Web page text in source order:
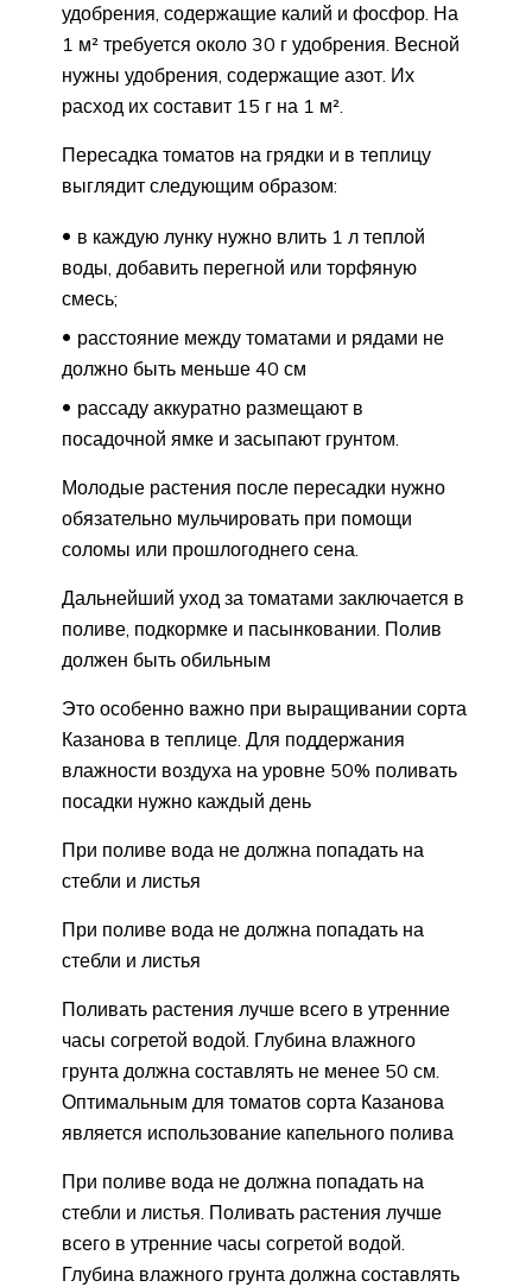
удобрения, содержащие калий и фосфор. На
1 м² требуется около 30 г удобрения. Весной
нужны удобрения, содержащие азот. Их
расход их составит 15 г на 1 м².
Пересадка томатов на грядки и в теплицу
выглядит следующим образом:
в каждую лунку нужно влить 1 л теплой
воды, добавить перегной или торфяную
смесь;
расстояние между томатами и рядами не
должно быть меньше 40 см
рассаду аккуратно размещают в
посадочной ямке и засыпают грунтом.
Молодые растения после пересадки нужно
обязательно мульчировать при помощи
соломы или прошлогоднего сена.
Дальнейший уход за томатами заключается в
поливе, подкормке и пасынковании. Полив
должен быть обильным
Это особенно важно при выращивании сорта
Казанова в теплице. Для поддержания
влажности воздуха на уровне 50% поливать
посадки нужно каждый день
При поливе вода не должна попадать на
стебли и листья
При поливе вода не должна попадать на
стебли и листья
Поливать растения лучше всего в утренние
часы согретой водой. Глубина влажного
грунта должна составлять не менее 50 см.
Оптимальным для томатов сорта Казанова
является использование капельного полива
При поливе вода не должна попадать на
стебли и листья. Поливать растения лучше
всего в утренние часы согретой водой.
Глубина влажного грунта должна составлять